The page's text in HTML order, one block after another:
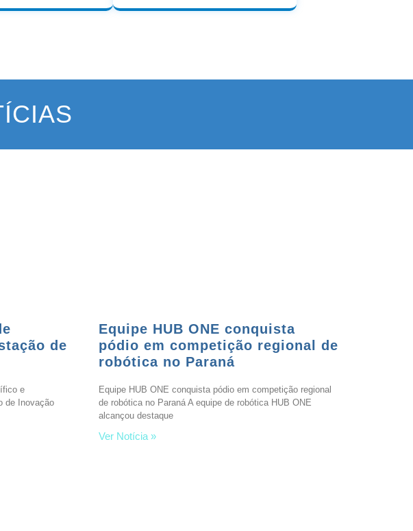
de
e
de Inovação
Equipe HUB ONE conquista
pódio em competição regional de
robótica no Paraná
Equipe HUB ONE conquista pódio em competição regional
de robótica no Paraná A equipe de robótica HUB ONE
alcançou destaque
Ver Notícia »